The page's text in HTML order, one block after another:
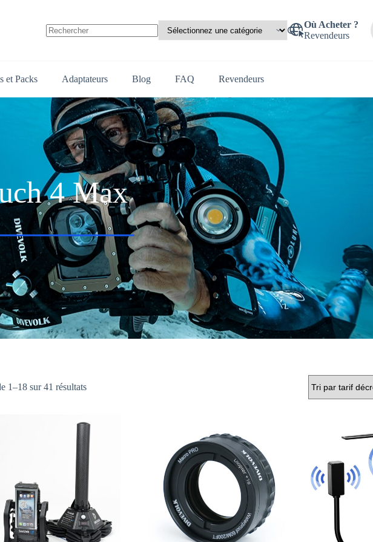
Où Acheter ?
Revendeurs
et Packs Adaptateurs Blog FAQ Revendeurs
4 Max
1–18 sur 41 résultatsTrié